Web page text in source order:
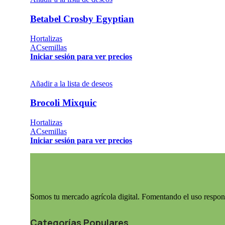
Betabel Crosby Egyptian
Hortalizas
ACsemillas
Iniciar sesión para ver precios
Añadir a la lista de deseos
Brocoli Mixquic
Hortalizas
ACsemillas
Iniciar sesión para ver precios
Somos tu mercado agrícola digital. Fomentando el uso
Categorías Populares